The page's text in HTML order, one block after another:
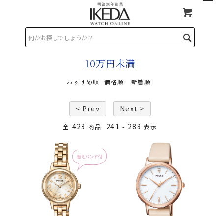
10万円未満
10万円未満
おすすめ順 価格順 新着順
< Prev Next >
全 423 商品 241 - 288 表示